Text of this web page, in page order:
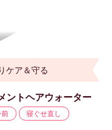
ケア＆守る
ントヘアウォーター
前 寝ぐせ直し